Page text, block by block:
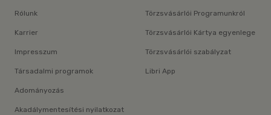
Rólunk
Karrier
Impresszum
Társadalmi programok
Adományozás
Akadálymentesítési nyilatkozat
Törzsvásárlói Programunkról
Törzsvásárlói Kártya egyenlege
Törzsvásárlói szabályzat
Libri App